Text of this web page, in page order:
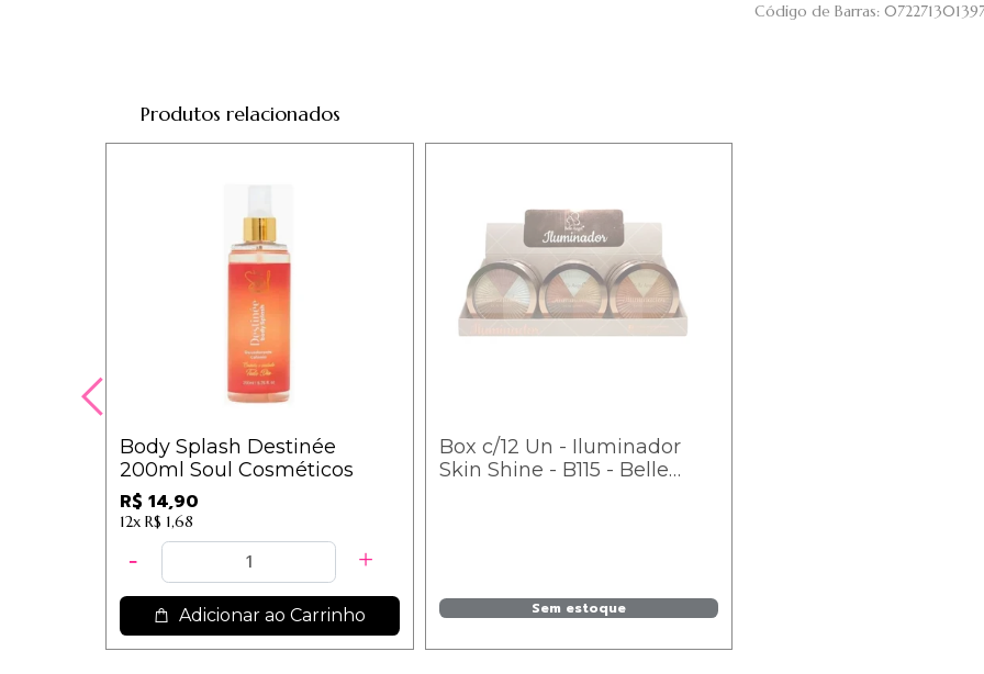
Código de Barras:
Produtos relacionados
Body Splash Destinée
200ml Soul Cosméticos
R$ 14,90
12x R$ 1,68
Adicionar ao Carrinho
Box c/12 Un - Iluminador
Skin Shine - B115 - Belle
Sem estoque